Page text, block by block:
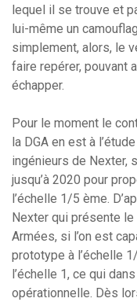
lequel il se trouve et
lui-même un
simplement, alors, le
faire repérer, pouvant
échapper.
Pour le moment le
la DGA en est à
ingénieurs de Nexter,
jusqu’à 2020 pour
l’échelle 1/5 ème.
Nexter qui présente
Armées, si l’on est
prototype à l’échelle
l’échelle 1, ce qui
opérationnelle. Dès